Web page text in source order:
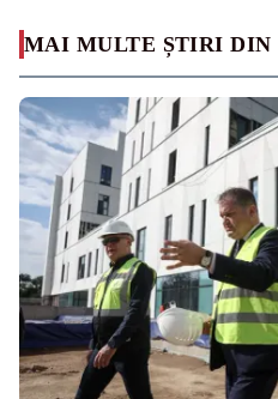
MAI MULTE ȘTIRI DIN